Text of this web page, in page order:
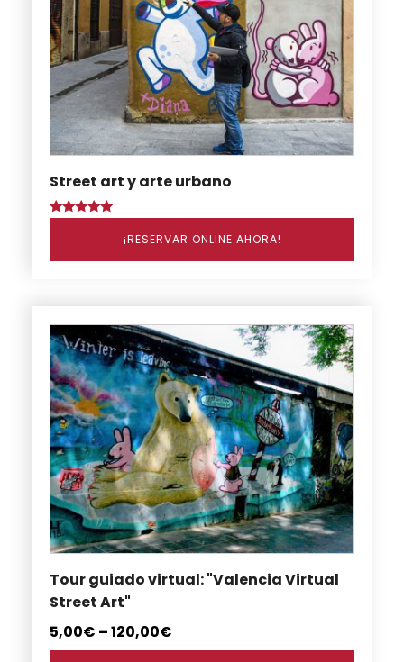
Street art y arte urbano
de 5
¡RESERVAR ONLINE AHORA!
Tour guiado virtual: "Valencia Virtual
Street Art"
5,00€ –120,00€
Este
producto
tiene
múltiples
variantes.
Las
opciones
se
pueden
elegir
en
la
página
de
producto